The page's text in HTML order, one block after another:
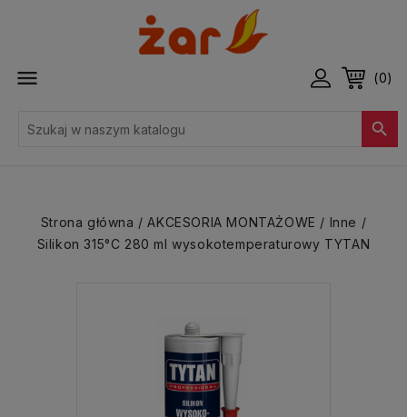
 (0)

Strona główna AKCESORIA MONTAŻOWE
Inne
Silikon 315°C 280 ml wysokotemperaturowy TYTAN